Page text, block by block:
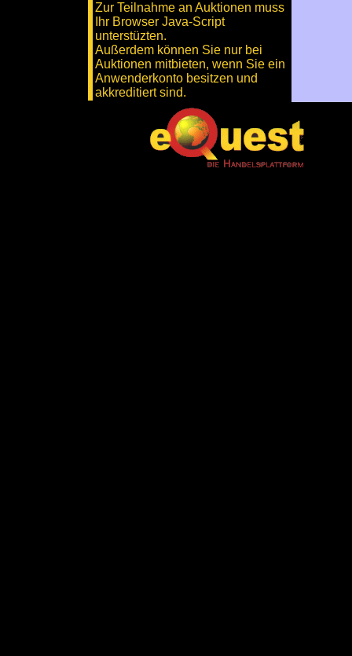
Zur Teilnahme an Auktionen muss
Ihr Browser Java-Script
unterstüzten.
Außerdem können Sie nur bei
Auktionen mitbieten, wenn Sie ein
Anwenderkonto besitzen und
akkreditiert sind.